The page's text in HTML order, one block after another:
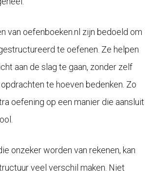
van oefenboeken.nl zijn bedoeld om
te oefenen. Ze helpen
aan de slag te gaan, zonder zelf
te hoeven bedenken. Zo
oefening op een manier die aansluit
onzeker worden van rekenen, kan
veel verschil maken. Niet